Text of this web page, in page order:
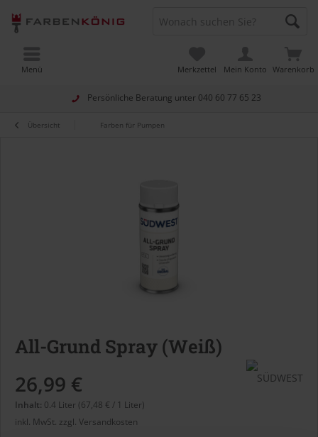
Persönliche Beratung unter 040 60 77 65 23
Warenkorb
Merkzettel Mein Konto
Menü
Übersicht Farben für Pumpen
All-Grund Spray (Weiß)
26,99 €
Inhalt: 0.4 Liter (67,48 € / 1 Liter)
inkl. MwSt. zzgl. Versandkosten